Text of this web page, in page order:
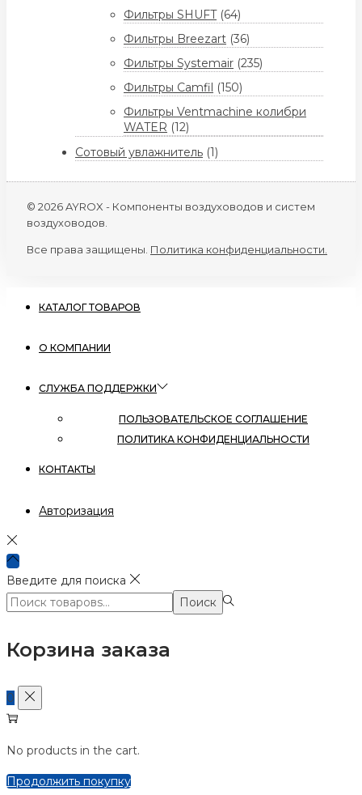
Фильтры SHUFT (64)
Фильтры Breezart (36)
Фильтры Systemair (235)
Фильтры Camfil (150)
Фильтры Ventmachine колибри
WATER (12)
Сотовый увлажнитель (1)
© 2026 AYROX - Компоненты воздуховодов и систем
воздуховодов.
Все права защищены. Политика конфиденциальности.
КАТАЛОГ ТОВАРОВ
О КОМПАНИИ
СЛУЖБА ПОДДЕРЖКИ
ПОЛЬЗОВАТЕЛЬСКОЕ СОГЛАШЕНИЕ
ПОЛИТИКА КОНФИДЕНЦИАЛЬНОСТИ
КОНТАКТЫ
Авторизация
Введите для поиска
Поиск:>
Поиск
Корзина заказа
0
No products in the cart.
Продолжить покупку